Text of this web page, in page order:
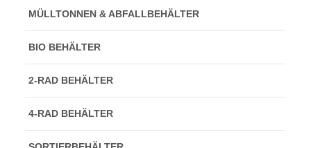
MÜLLTONNEN & ABFALLBEHÄLTER
BIO BEHÄLTER
2-RAD BEHÄLTER
4-RAD BEHÄLTER